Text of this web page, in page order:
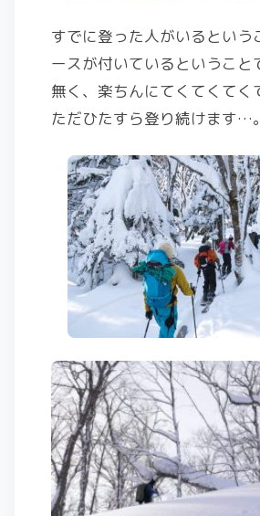
すでに登った人がいるという
ースが付いているということ
無く、楽ちんにてくてくてく
ただひたすら登り続けます…。